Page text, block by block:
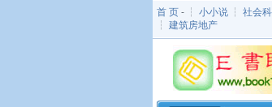
首 页 - ┆ 小小说 ┆ 社会
┆ 建筑房地产